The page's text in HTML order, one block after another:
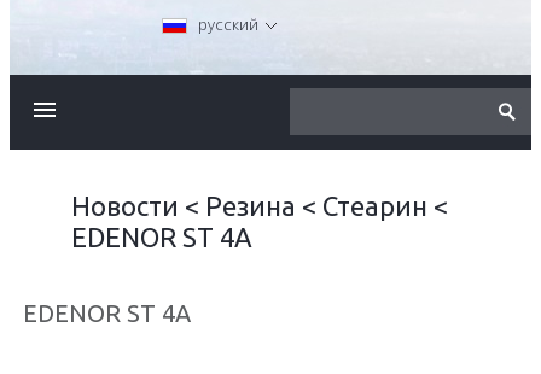
русский
Новости < Резина < Стеарин <
EDENOR ST 4A
EDENOR ST 4A